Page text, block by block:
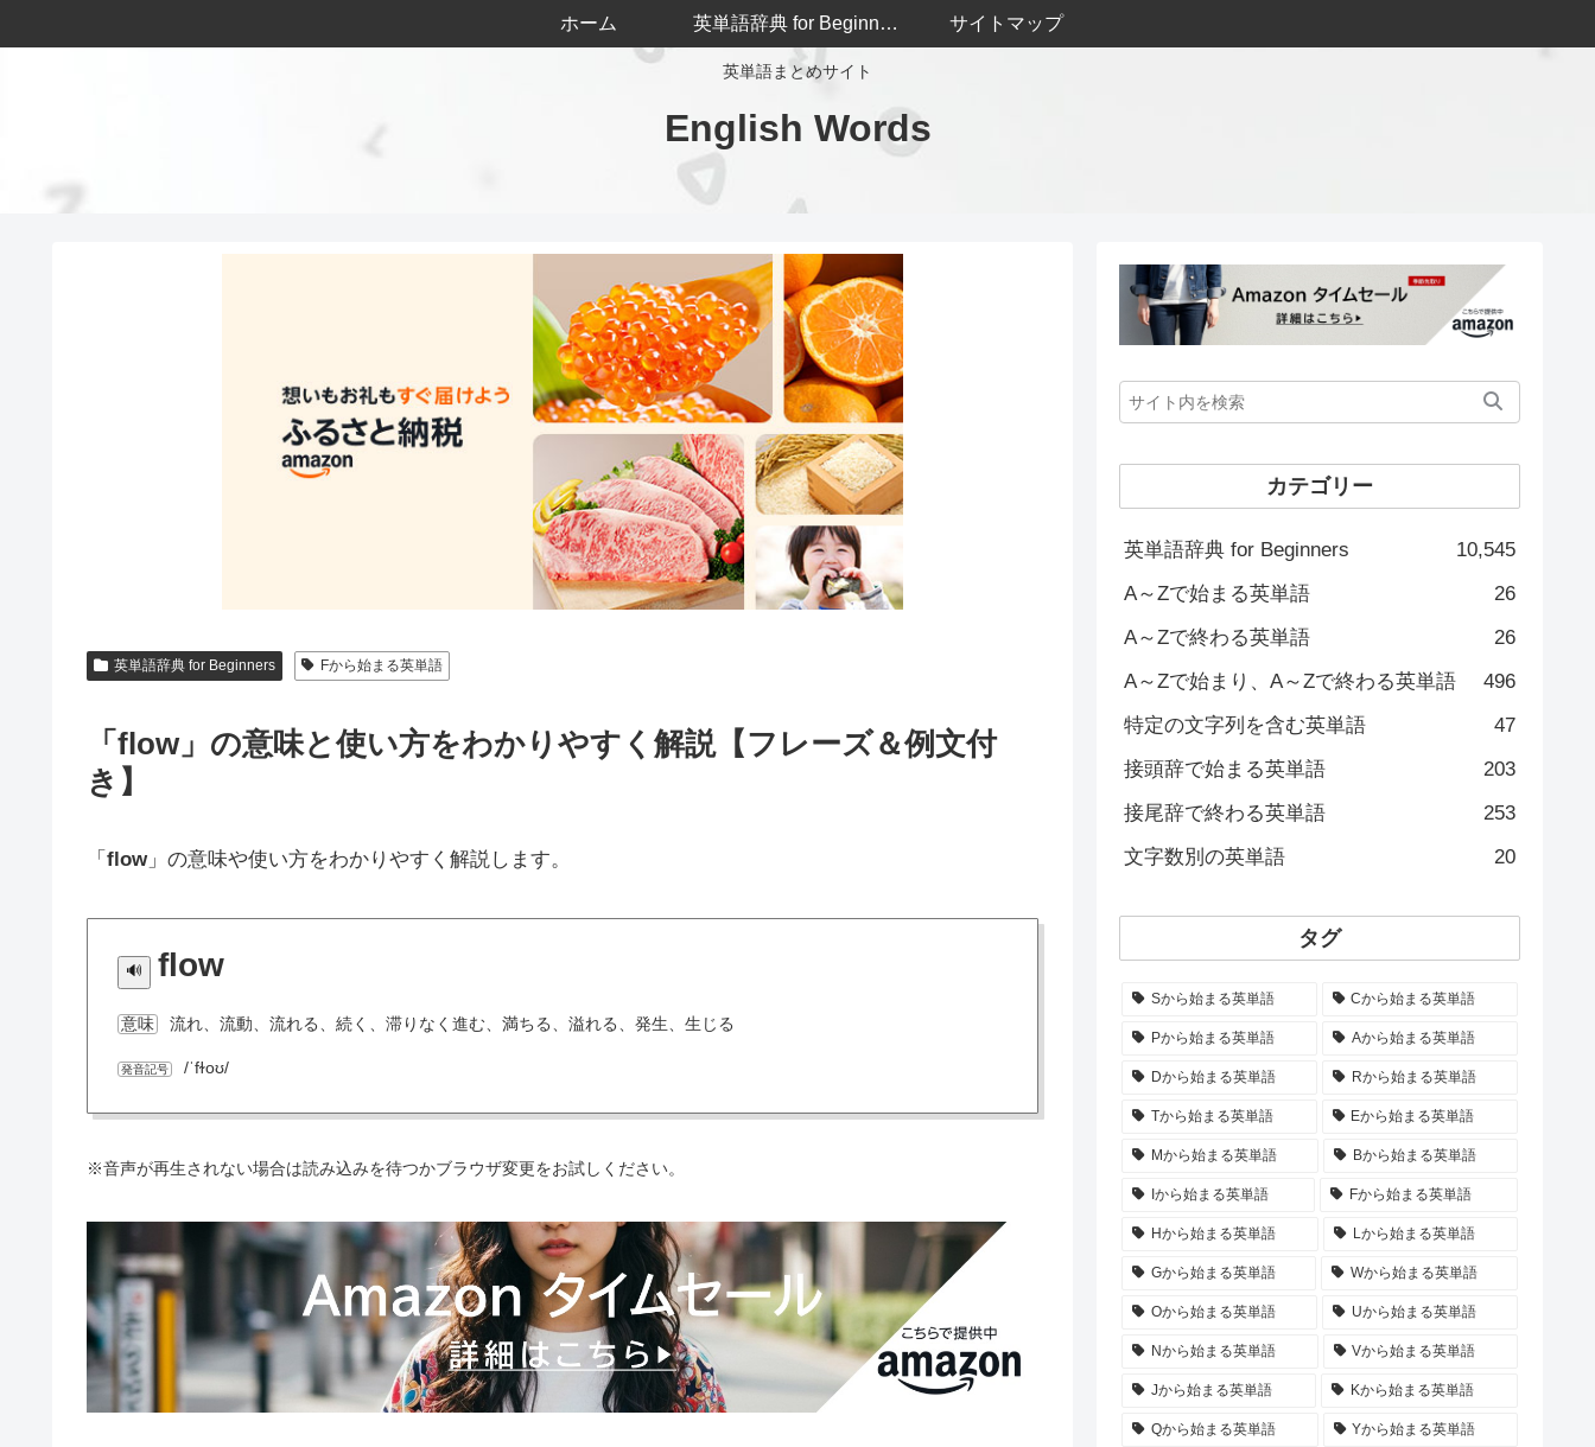
英単語まとめサイト
English Words
ホーム 英単語辞典 for Beginners サイトマップ
英単語辞典 for Beginners Fから始まる英単語
「flow」の意味と使い方をわかりやすく解説【フレーズ＆例文付
き】
「 flow」の意味や使い方をわかりやすく解説します。
flow
意味 流れ、流動、流れる、続く、滞りなく進む、満ちる、溢れる、発生、生じる
発音記号 /ˈfɫoʊ/
※音声が再生されない場合は読み込みを待つかブラウザ変更をお試しください。
カテゴリー
英単語辞典 for Beginners
10,545
A～Zで始まる英単語
26
A～Zで終わる英単語
26
A～Zで始まり、A～Zで終わる英単語
496
特定の文字列を含む英単語
47
接頭辞で始まる英単語
203
接尾辞で終わる英単語
253
文字数別の英単語
20
タグ
Sから始まる英単語 Cから始まる英単語
Pから始まる英単語 Aから始まる英単語
Dから始まる英単語 Rから始まる英単語
Tから始まる英単語 Eから始まる英単語
Mから始まる英単語 Bから始まる英単語
Iから始まる英単語 Fから始まる英単語
Hから始まる英単語 Lから始まる英単語
Gから始まる英単語 Wから始まる英単語
Oから始まる英単語 Uから始まる英単語
Nから始まる英単語 Vから始まる英単語
Jから始まる英単語 Kから始まる英単語
Qから始まる英単語 Yから始まる英単語